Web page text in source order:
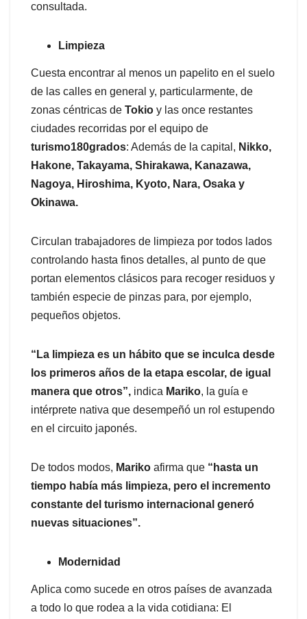
consultada.
Limpieza
Cuesta encontrar al menos un papelito en el suelo
de las calles en general y, particularmente, de
zonas céntricas de Tokio y las once restantes
ciudades recorridas por el equipo de
turismo180grados: Además de la capital, Nikko,
Hakone, Takayama, Shirakawa, Kanazawa,
Nagoya, Hiroshima, Kyoto, Nara, Osaka y
Okinawa.
Circulan trabajadores de limpieza por todos lados
controlando hasta finos detalles, al punto de que
portan elementos clásicos para recoger residuos y
también especie de pinzas para, por ejemplo,
pequeños objetos.
“La limpieza es un hábito que se inculca desde
los primeros años de la etapa escolar, de igual
manera que otros”, indica Mariko, la guía e
intérprete nativa que desempeñó un rol estupendo
en el circuito japonés.
De todos modos, Mariko afirma que “hasta un
tiempo había más limpieza, pero el incremento
constante del turismo internacional generó
nuevas situaciones”.
Modernidad
Aplica como sucede en otros países de avanzada
a todo lo que rodea a la vida cotidiana: El